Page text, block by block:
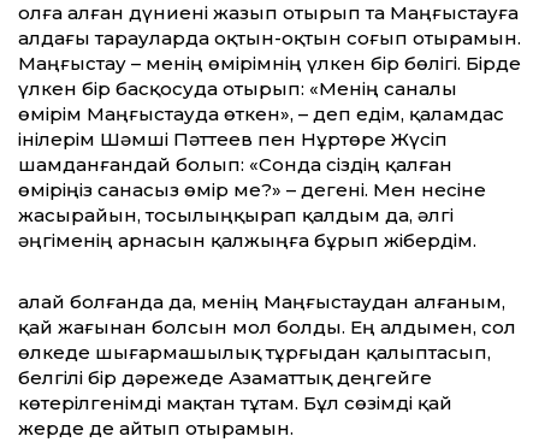
Қолға алған дүниені жа­зып отырып та Маңғыс­тауға
алдағы тарауларда оқ­тын-оқтын соғып оты­рамын.
Маңғыстау – менің өмірімнің үлкен бір бө­лігі. Бірде
үлкен бір бас­қосуда отырып: «Менің са­налы
өмірім Маңғыстауда өткен», – деп едім, қаламдас
інілерім Шәмші Пәттеев пен Нұртөре Жүсіп
шамданғандай болып: «Сонда сіздің қалған
өміріңіз санасыз өмір ме?» – дегені. Мен несіне
жасырайын, тосылыңқырап қалдым да, әлгі
әңгіменің арнасын қалжыңға бұрып жібердім.
Қалай болғанда да, менің Маңғыс­таудан алғаным,
қай жағынан болсын мол болды. Ең алдымен, сол
өлкеде шығармашылық тұрғыдан қалыптасып,
белгілі бір дәрежеде Азаматтық деңгейге
көтерілгенімді мақтан тұтам. Бұл сөзімді қай
жерде де айтып отырамын.